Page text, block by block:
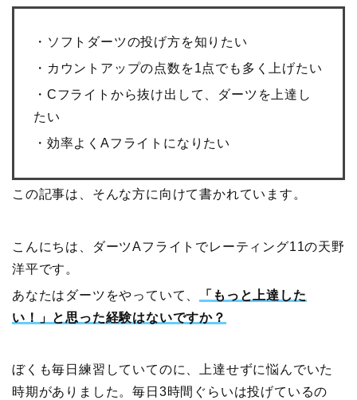
・ソフトダーツの投げ方を知りたい
・カウントアップの点数を1点でも多く上げたい
・Cフライトから抜け出して、ダーツを上達し
たい
・効率よくAフライトになりたい
この記事は、そんな方に向けて書かれています。
こんにちは、ダーツAフライトでレーティング11の天野
洋平です。
あなたはダーツをやっていて、
「もっと上達した
い！」と思った経験はないですか？
ぼくも毎日練習していてのに、上達せずに悩んでいた
時期がありました。毎日3時間ぐらいは投げているの